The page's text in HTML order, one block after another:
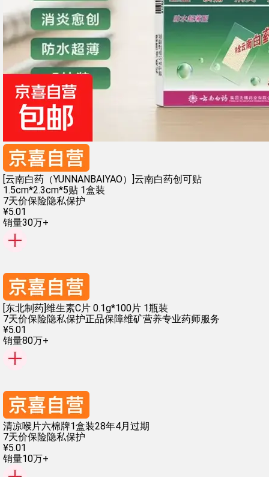
[云南白药（YUNNANBAIYAO）]云南白药创可贴
1.5cm*2.3cm*5贴 1盒装
7天价保险隐私保护
¥5.01
销量30万+
[东北制药]维生素C片 0.1g*100片 1瓶装
7天价保险隐私保护正品保障维矿营养专业药师服务
¥5.01
销量80万+
清凉喉片六棉牌1盒装28年4月过期
7天价保险隐私保护
¥5.01
销量10万+